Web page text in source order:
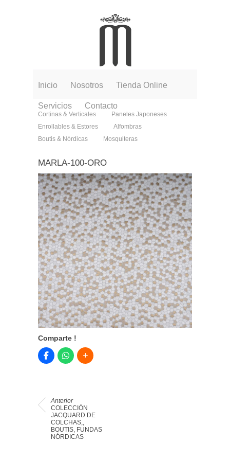
Inicio Nosotros Tienda Online
Servicios Contacto
Cortinas & Verticales
Paneles Japoneses
Enrollables & Estores
Alfombras
Boutis & Nórdicas
Mosquiteras
MARLA-100-ORO
Comparte !
Anterior
COLECCIÓN
JACQUARD DE
COLCHAS,,
BOUTIS, FUNDAS
NÓRDICAS